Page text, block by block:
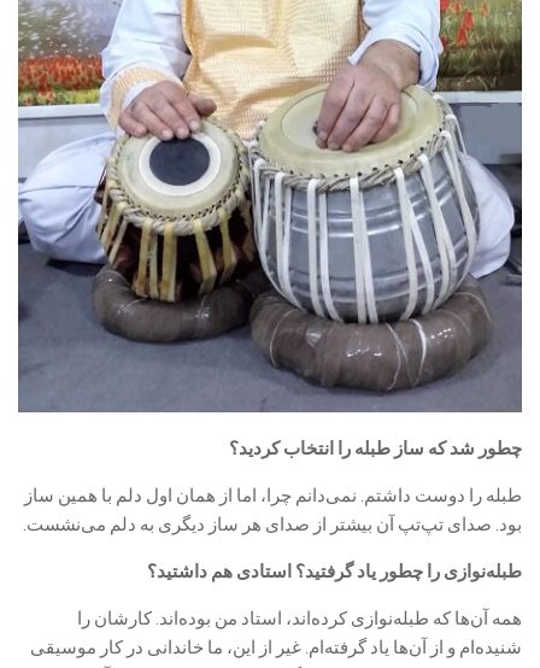
چطور شد که ساز طبله را انتخاب کردید؟
طبله را دوست داشتم. نمی‌دانم چرا، اما از همان اول دلم با همین ساز
بود. صدای تپ‌تپ آن بیشتر از صدای هر ساز دیگری به دلم می‌نشست.
طبله‌نوازی را چطور یاد گرفتید؟ استادی هم داشتید؟
همه آن‌ها که طبله‌نوازی کرده‌اند، استاد من بوده‌اند. کارشان را
شنیده‌ام و از آن‌ها یاد گرفته‌ام. غیر از این، ما خاندانی در کار موسیقی